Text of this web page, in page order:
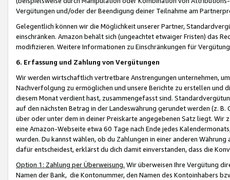
Vergütungen und/oder der Beendigung deiner Teilnahme am
Gelegentlich können wir die Möglichkeit unserer Partner,
einschränken. Amazon behält sich (ungeachtet etwaiger Fristen) das
modifizieren. Weitere Informationen zu Einschränkungen für
6. Erfassung und Zahlung von Vergütungen
Wir werden wirtschaftlich vertretbare Anstrengungen unternehmen,
Nachverfolgung zu ermöglichen und unsere Berichte zu erstellen und
diesem Monat verdient hast, zusammengefasst sind.
auf den nächsten Betrag in der Landeswährung gerundet werden (z.
über oder unter dem in deiner Preiskarte angegebenen Satz liegt.
eine Amazon-Webseite etwa 60 Tage nach Ende jedes
wurden. Du kannst wählen, ob du Zahlungen in einer anderen
dafür entscheidest, erklärst du dich damit einverstanden, dass die
Option 1: Zahlung per Überweisung. Wir überweisen Ihre Vergütung
Namen der Bank, die Kontonummer, den Namen des Kontoinhabers